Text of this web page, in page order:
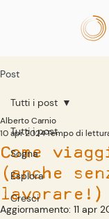
Post
Tutti i post
Sogna
Esplora
Cresci
Tutti i post
Come
(anche
lavorare!)
Alberto Carnio
10 apr 2024Tempo di
Aggiornamento: 11 apr